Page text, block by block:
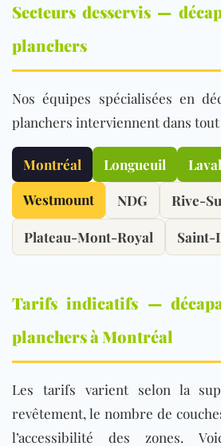
Secteurs desservis —
planchers
Nos équipes spécialisées en
planchers interviennent dans
Montréal Longueuil Laval
Westmount
NDG Rive-
Plateau-Mont-Royal Saint-
Tarifs indicatifs —
planchers à Montréal
Les tarifs varient selon la
revêtement, le nombre de
l’accessibilité des zones.